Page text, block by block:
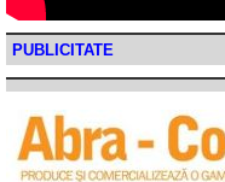
PUBLICITATE